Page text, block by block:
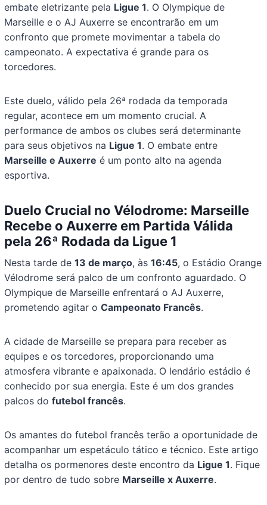
embate eletrizante pela Ligue 1. O Olympique de
Marseille e o AJ Auxerre se encontrarão em um
confronto que promete movimentar a tabela do
campeonato. A expectativa é grande para os
torcedores.
Este duelo, válido pela 26ª rodada da temporada
regular, acontece em um momento crucial. A
performance de ambos os clubes será determinante
para seus objetivos na Ligue 1. O embate entre
Marseille e Auxerre é um ponto alto na agenda
esportiva.
Duelo Crucial no Vélodrome: Marseille
Recebe o Auxerre em Partida Válida
pela 26ª Rodada da Ligue 1
Nesta tarde de13 de março, às16:45, o Estádio Orange
Vélodrome será palco de um confronto aguardado. O
Olympique de Marseille enfrentará o AJ Auxerre,
prometendo agitar oCampeonato Francês.
A cidade de Marseille se prepara para receber as
equipes e os torcedores, proporcionando uma
atmosfera vibrante e apaixonada. O lendário estádio é
conhecido por sua energia. Este é um dos grandes
palcos dofutebol francês.
Os amantes do futebol francês terão a oportunidade de
acompanhar um espetáculo tático e técnico. Este artigo
detalha os pormenores deste encontro da Ligue 1. Fique
por dentro de tudo sobre Marseille x Auxerre.